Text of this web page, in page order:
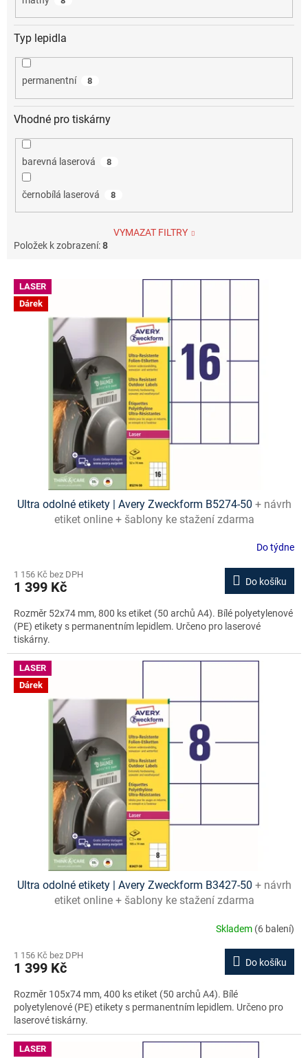
Typ lepidla
permanentní 8
Vhodné pro tiskárny
barevná laserová 8
černobílá laserová 8
VYMAZAT FILTRY
Položek k zobrazení:8
V LASER
Dárek
Ultra odolné etikety | Avery Zweckform B5274-50 + návrh
etiket online + šablony ke stažení zdarma
Do týdne
1 156 Kč bez DPH
1 399 Kč Do košíku
Rozměr 52x74 mm, 800 ks etiket (50 archů A4). Bílé polyetylenové
(PE) etikety s permanentním lepidlem. Určeno pro laserové
tiskárny.
LASER
Dárek
Ultra odolné etikety | Avery Zweckform B3427-50 + návrh
etiket online + šablony ke stažení zdarma
Skladem (6 balení)
1 156 Kč bez DPH
1 399 Kč Do košíku
Rozměr 105x74 mm, 400 ks etiket (50 archů A4). Bílé
polyetylenové (PE) etikety s permanentním lepidlem. Určeno pro
laserové tiskárny.
LASER